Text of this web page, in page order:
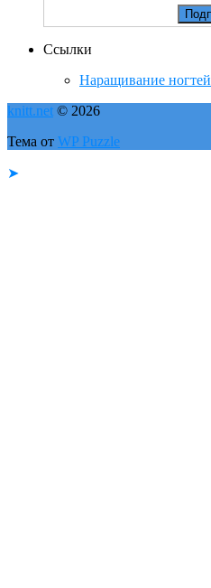
Ссылки
Наращивание ногтей
knitt.net © 2026
Тема от WP Puzzle
➤